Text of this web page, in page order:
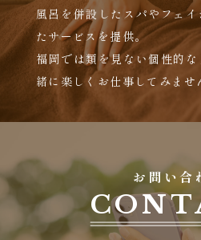
風呂を併設したスパやフェ
たサービスを提供。
福岡では類を見ない個性的
緒に楽しくお仕事してみませ
お問い合